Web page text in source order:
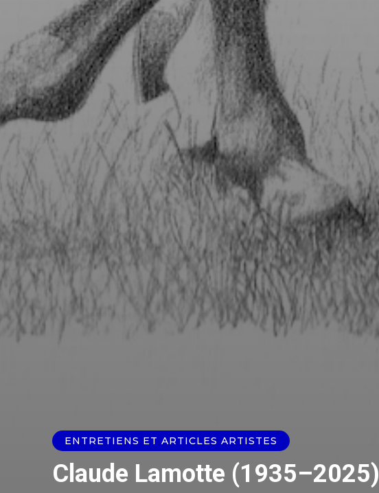
ENTRETIENS ET ARTICLES ARTISTES
Claude Lamotte (1935–2025)